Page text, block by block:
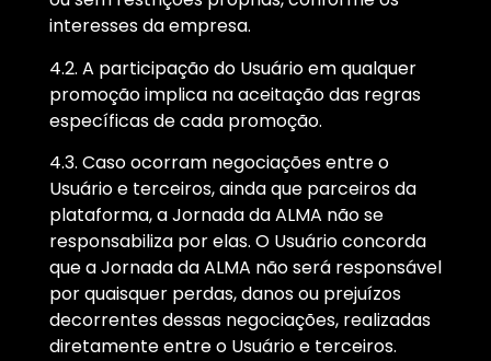
interesses da empresa.
4.2. A participação do Usuário em qualquer
promoção implica na aceitação das regras
específicas de cada promoção.
4.3. Caso ocorram negociações entre o
Usuário e terceiros, ainda que parceiros da
plataforma, a Jornada da ALMA não se
responsabiliza por elas. O Usuário concorda
que a Jornada da ALMA não será responsável
por quaisquer perdas, danos ou prejuízos
decorrentes dessas negociações, realizadas
diretamente entre o Usuário e terceiros.